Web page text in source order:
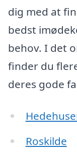
dig med at
bedst
behov. I det
finder du
deres gode
Roskilde